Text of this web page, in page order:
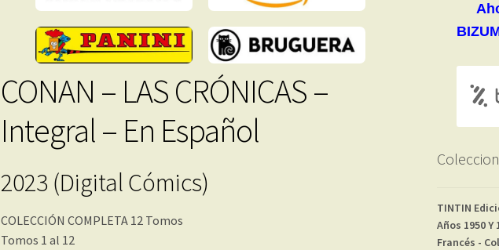
CONAN – LAS CRÓNICAS –
Integral – En Español
2023 (Digital Cómics)
COLECCIÓN COMPLETA 12 Tomos
Tomos 1 al 12
TINTIN
Años 1950 Y
Francés -